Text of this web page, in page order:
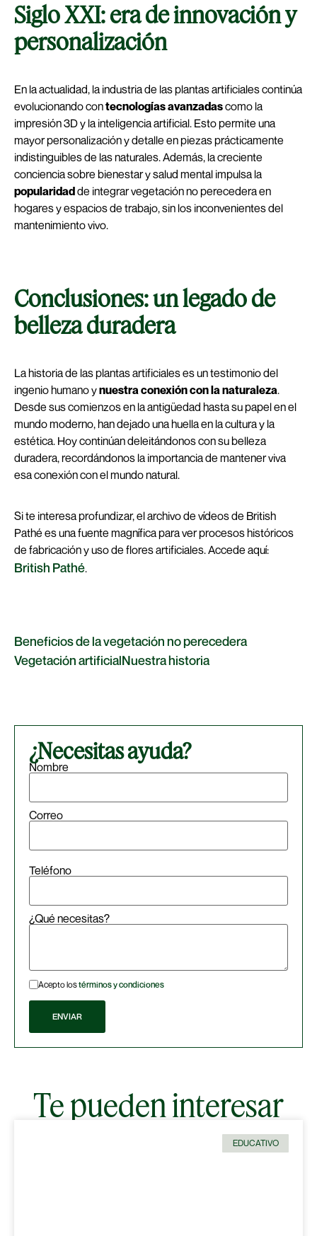
Siglo XXI: era de innovación y
personalización
En la actualidad, la industria de las plantas artificiales continúa
evolucionando contecnologías avanzadascomo la
impresión 3D y la inteligencia artificial. Esto permite una
mayor personalización y detalle en piezas prácticamente
indistinguibles de las naturales. Además, la creciente
conciencia sobre bienestar y salud mental impulsa la
popularidadde integrar vegetación no perecedera en
hogares y espacios de trabajo, sin los inconvenientes del
mantenimiento vivo.
Conclusiones: un legado de
belleza duradera
La historia de las plantas artificiales es un testimonio del
ingenio humano ynuestra conexión con la naturaleza.
Desde sus comienzos en la antigüedad hasta su papel en el
mundo moderno, han dejado una huella en la cultura y la
estética. Hoy continúan deleitándonos con su belleza
duradera, recordándonos la importancia de mantener viva
esa conexión con el mundo natural.
Si te interesa profundizar, el archivo de vídeos de British
Pathé es una fuente magnífica para ver procesos históricos
de fabricación y uso de flores artificiales. Accede aquí:
British Pathé.
Beneficios de la vegetación no perecedera
Vegetación artificialNuestra historia
¿Necesitas ayuda?
Nombre
Correo
Teléfono
¿Qué necesitas?
Acepto lostérminos y condiciones
Te pueden interesar
EDUCATIVO